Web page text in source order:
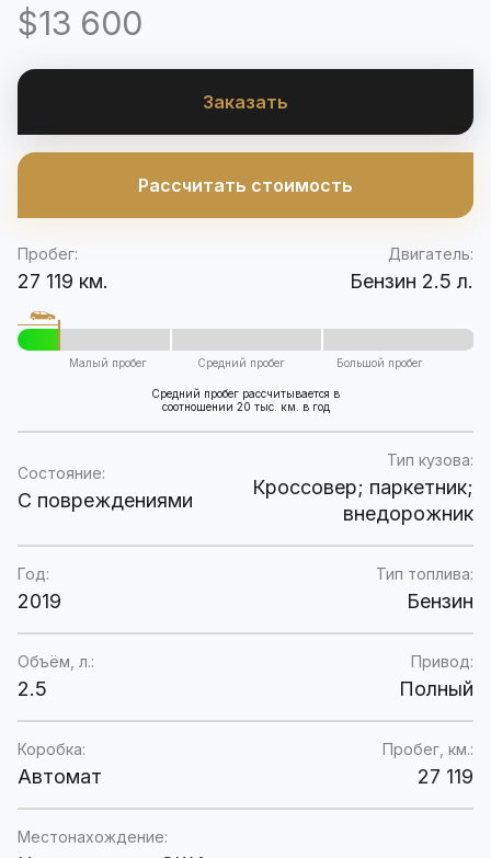
$13 600
Заказать
Рассчитать стоимость
Пробег:
27 119 км.
Двигатель:
Бензин 2.5 л.
Малый пробег Средний пробег Большой пробег
Средний пробег рассчитывается в
соотношении 20 тыс. км. в год
Состояние:
C повреждениями
Тип кузова:
Кроссовер; паркетник;
внедорожник
Год:
2019
Тип топлива:
Бензин
Объём, л.:
2.5
Привод:
Полный
Коробка:
Автомат
Пробег, км.:
27 119
Местонахождение: